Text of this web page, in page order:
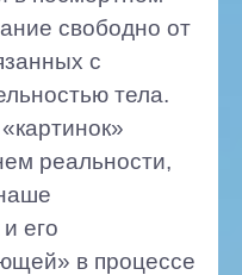
свободно от
с
тела.
реальности,
его
в процессе